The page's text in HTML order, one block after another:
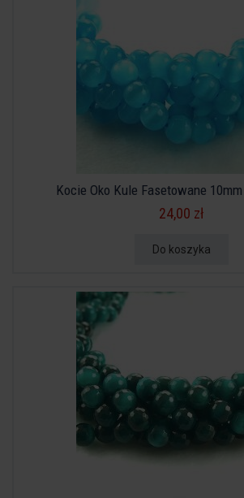
Kocie Oko Kule Fasetowane
24,00 zł
Do koszyka